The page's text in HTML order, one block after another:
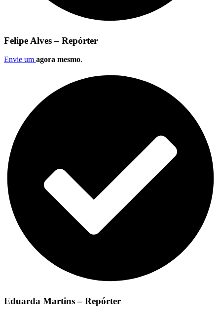
Felipe Alves – Repórter
Envie um agora mesmo.
Eduarda Martins – Repórter